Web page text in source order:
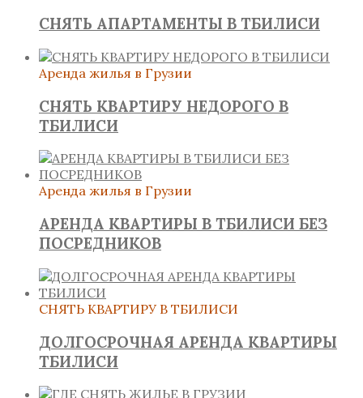
СНЯТЬ АПАРТАМЕНТЫ В ТБИЛИСИ
Аренда жилья в Грузии
СНЯТЬ КВАРТИРУ НЕДОРОГО В
ТБИЛИСИ
Аренда жилья в Грузии
АРЕНДА КВАРТИРЫ В ТБИЛИСИ БЕЗ
ПОСРЕДНИКОВ
СНЯТЬ КВАРТИРУ В ТБИЛИСИ
ДОЛГОСРОЧНАЯ АРЕНДА КВАРТИРЫ
ТБИЛИСИ